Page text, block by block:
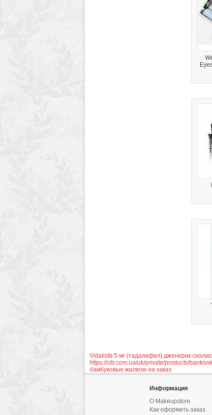
Vidalista 5 мг (тадалафил) дженерик сиалис
https://cib.com.ua/uk/private/products/
бамбуковые жалюзи на заказ
Информация
О Makeupstore
Как оформить заказ